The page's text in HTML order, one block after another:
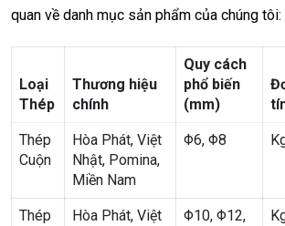
quan về danh mục sản phẩm của chúng tôi:
Loại
Thép
Thương hiệu
chính
Quy cách
phổ biến
(mm)
Thép
Cuộn
Hòa Phát, Việt
Nhật, Pomina,
Miền Nam
Φ6, Φ8
Thép
Hòa Phát, Việt
Φ10, Φ12,